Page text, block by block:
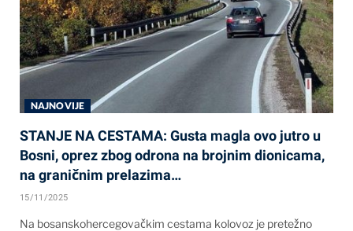
NAJNOVIJE
STANJE NA CESTAMA: Gusta magla ovo jutro u
Bosni, oprez zbog odrona na brojnim dionicama,
na graničnim prelazima…
15/11/2025
Na bosanskohercegovačkim cestama kolovoz je pretežno